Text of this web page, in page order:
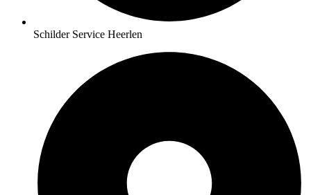
Schilder Service Heerlen